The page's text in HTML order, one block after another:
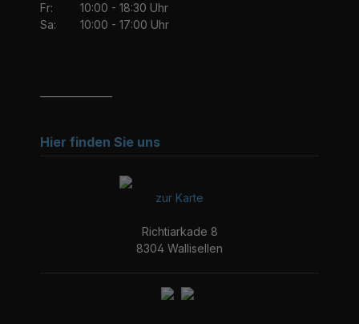
Fr:
10:00 - 18:30 Uhr
Sa:
10:00 - 17:00 Uhr
Hier finden Sie uns
zur Karte
Richtiarkade 8
8304 Wallisellen